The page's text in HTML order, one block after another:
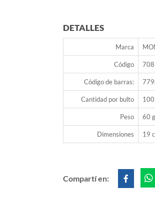
DETALLES
Marca
Código
Código de barras:
Cantidad por bulto 100
Peso 60
Dimensiones 19
Compartí en: